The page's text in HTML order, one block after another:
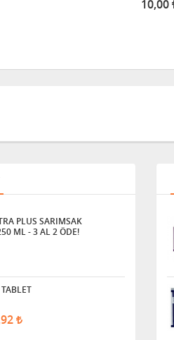
10,00
PLUS SARIMSAK
ML - 3 AL 2 ÖDE!